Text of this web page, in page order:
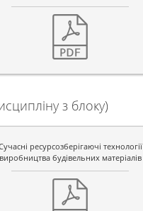
з блоку)
ресурсозберігаючі технології
виробництва будівельних матеріалів